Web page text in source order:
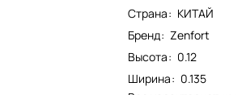
Страна: КИТАЙ
Бренд: Zenfort
Высота: 0.12
Ширина: 0.135